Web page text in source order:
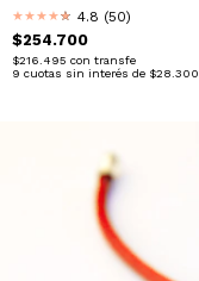
★★★★★
★ 4.8 (50)
$254.700
$216.495 con transfe
9 cuotas sin interés de $28.300